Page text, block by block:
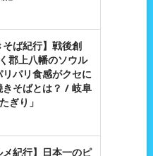
そば紀行】戦後創
郡上八幡のソウル
リパリ食感がクセに
きそばとは？ / 岐阜
ぎり」
メ紀行】日本一のピ